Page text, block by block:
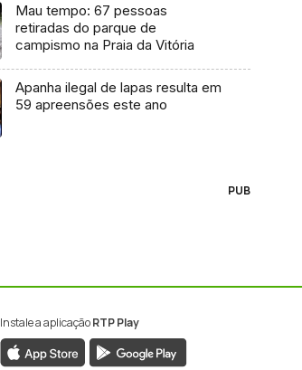
Mau tempo: 67 pessoas
retiradas do parque de
campismo na Praia da Vitória
Apanha ilegal de lapas resulta em
59 apreensões este ano
PUB
Instale a aplicaçãoRTP Play